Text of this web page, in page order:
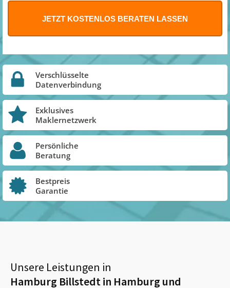
Verschlüsselte
Datenverbindung
Exklusives
Maklernetzwerk
Persönliche
Beratung
Bestpreis
Garantie
Unsere Leistungen in
Hamburg Billstedt in Hamburg und